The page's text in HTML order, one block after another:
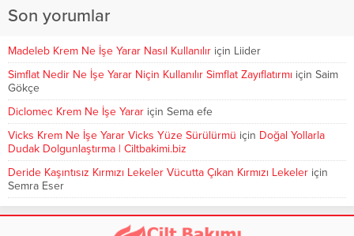
Son yorumlar
Madeleb Krem Ne İşe Yarar Nasıl Kullanılır için Liider
Simflat Nedir Ne İşe Yarar Niçin Kullanılır Simflat Zayıflatırmı için Saim
Gökçe
Diclomec Krem Ne İşe Yarar için Sema efe
Vicks Krem Ne İşe Yarar Vicks Yüze Sürülürmü için Doğal Yollarla
Dudak Dolgunlaştırma | Ciltbakimi.biz
Deride Kaşıntısız Kırmızı Lekeler Vücutta Çıkan Kırmızı Lekeler için
Semra Eser